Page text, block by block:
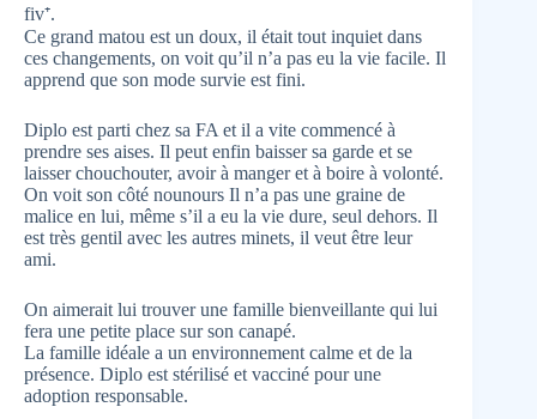
fiv⁺.
Ce grand matou est un doux, il était tout inquiet dans
ces changements, on voit qu’il n’a pas eu la vie facile. Il
apprend que son mode survie est fini.
Diplo est parti chez sa FA et il a vite commencé à
prendre ses aises. Il peut enfin baisser sa garde et se
laisser chouchouter, avoir à manger et à boire à volonté.
On voit son côté nounours Il n’a pas une graine de
malice en lui, même s’il a eu la vie dure, seul dehors. Il
est très gentil avec les autres minets, il veut être leur
ami.
On aimerait lui trouver une famille bienveillante qui lui
fera une petite place sur son canapé.
La famille idéale a un environnement calme et de la
présence. Diplo est stérilisé et vacciné pour une
adoption responsable.